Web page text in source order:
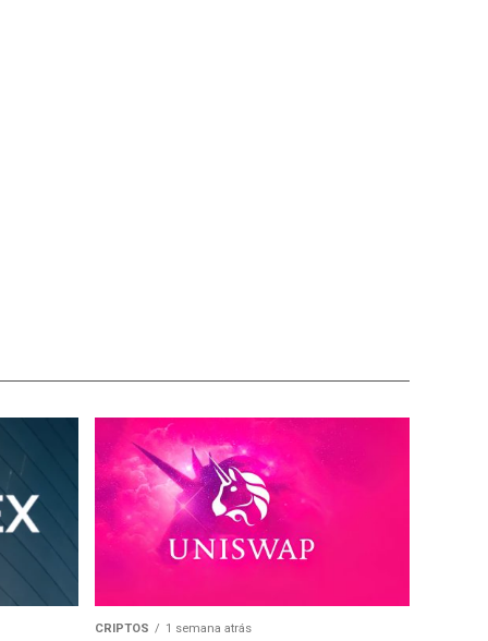
CRIPTOS 1 semana atrás